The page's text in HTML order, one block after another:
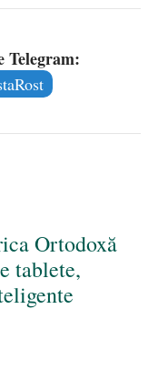
Telegram:
Ortodoxă
tablete,